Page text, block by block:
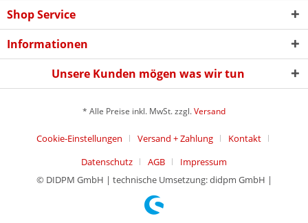
Shop Service
Informationen
Unsere Kunden mögen was wir tun
* Alle Preise inkl. MwSt. zzgl.Versand
Cookie-Einstellungen Versand + Zahlung
Kontakt
Datenschutz
AGB
Impressum
© DIDPM GmbH | technische Umsetzung: didpm GmbH |